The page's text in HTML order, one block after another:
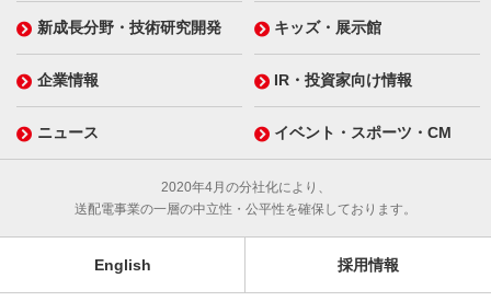
新成長分野・技術研究開発 キッズ・展示館
企業情報 IR・投資家向け情報
ニュース イベント・スポーツ・CM
2020年4月の分社化により、
送配電事業の一層の中立性・公平性を確保しております。
English 採用情報